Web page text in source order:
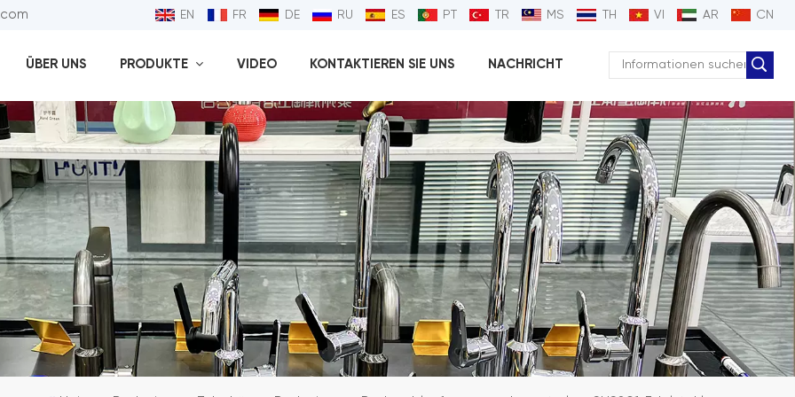
EN FR DE RU ES PT TR MS TH VI AR CN
ÜBER UNS PRODUKTE VIDEO KONTAKTIEREN SIE UNS NACHRICHT